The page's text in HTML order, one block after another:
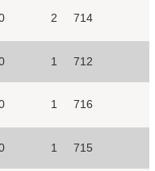
2 714
1 712
1 716
1 715